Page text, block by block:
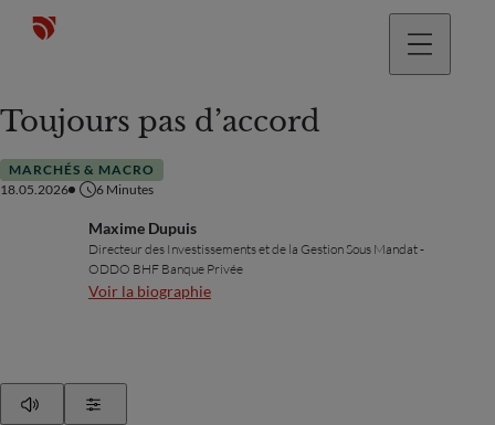
Toujours pas d’accord
MARCHÉS & MACRO
18.05.2026
6 Minutes
Maxime Dupuis
Directeur des Investissements et de la Gestion Sous Mandat -
ODDO BHF Banque Privée
Voir la biographie